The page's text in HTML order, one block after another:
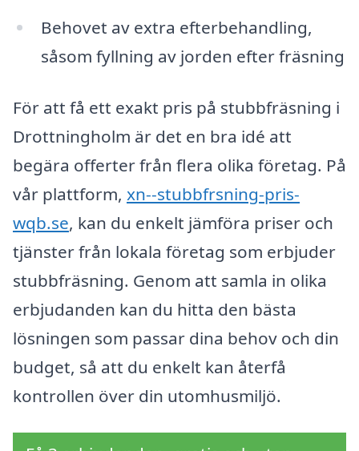
Behovet av extra efterbehandling,
såsom fyllning av jorden efter fräsning
För att få ett exakt pris på stubbfräsning i
Drottningholm är det en bra idé att
begära offerter från flera olika företag. På
vår plattform, xn--stubbfrsning-pris-
wqb.se, kan du enkelt jämföra priser och
tjänster från lokala företag som erbjuder
stubbfräsning. Genom att samla in olika
erbjudanden kan du hitta den bästa
lösningen som passar dina behov och din
budget, så att du enkelt kan återfå
kontrollen över din utomhusmiljö.